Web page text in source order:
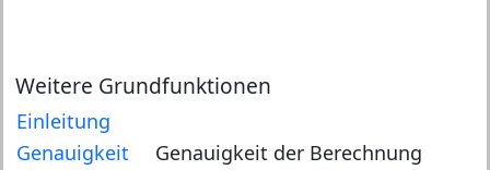
Weitere Grundfunktionen
Einleitung
Genauigkeit
Genauigkeit der Berechnung